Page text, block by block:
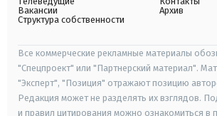
Вакансии
Структура собственности
Архив
Все коммерческие рекламные материалы
"Спецпроект" или "Партнерский материал".
"Эксперт", "Позиция" отражают позицию
Редакция может не разделять их взглядов.
и правил цитирования можно ознакомиться в